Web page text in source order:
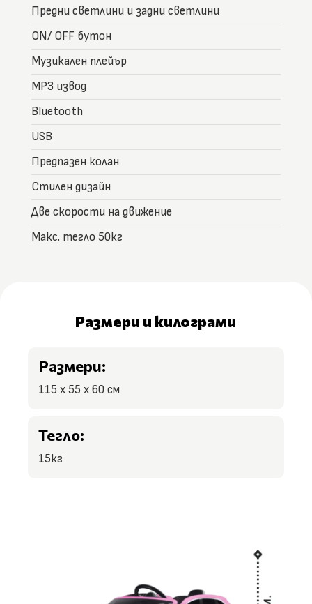
Предни светлини и задни светлини
ON/ OFF бутон
Музикален плейър
MP3 извод
Bluetooth
USB
Предпазен колан
Стилен дизайн
Две скорости на движение
Макс. тегло 50кг
Размери и килограми
Размери:
115 х 55 х 60 см
Тегло:
15кг